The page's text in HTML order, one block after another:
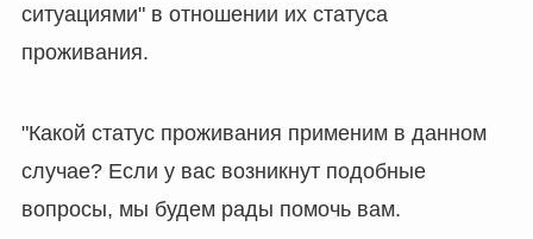
ситуациями" в отношении их статуса
проживания.
"Какой статус проживания применим в данном
случае? Если у вас возникнут подобные
вопросы, мы будем рады помочь вам.